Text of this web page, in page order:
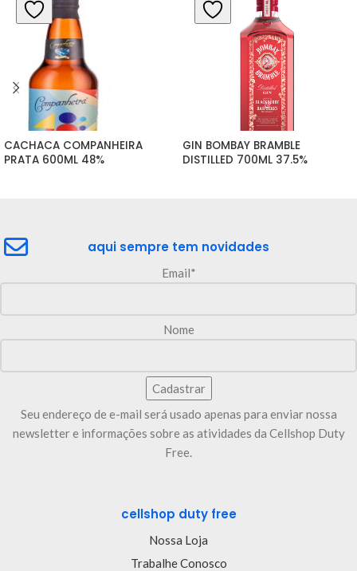
CACHACA COMPANHEIRA
PRATA 600ML 48%
GIN BOMBAY BRAMBLE
DISTILLED 700ML 37.5%
aqui sempre tem novidades
Email*
Nome
Seu endereço de e-mail será usado apenas para enviar nossa
newsletter e informações sobre as atividades da Cellshop Duty
Free.
cellshop duty free
Nossa Loja
Trabalhe Conosco